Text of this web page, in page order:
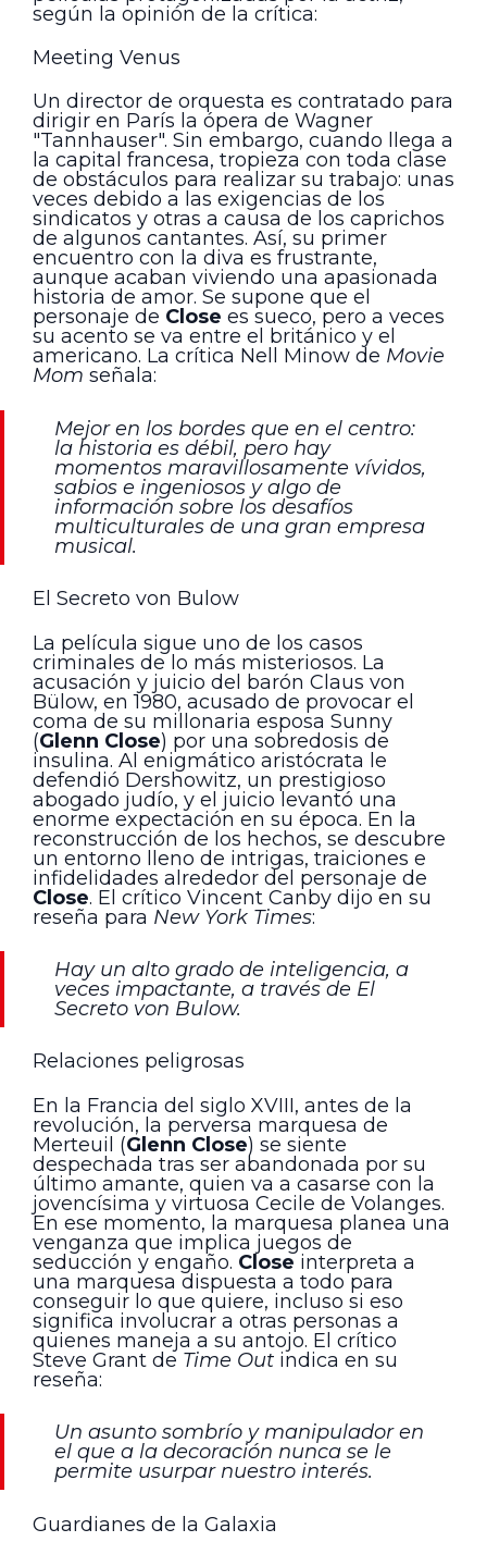
según la opinión de la crítica:
Meeting Venus
Un director de orquesta es contratado para
dirigir en París la ópera de Wagner
"Tannhauser". Sin embargo, cuando llega a
la capital francesa, tropieza con toda clase
de obstáculos para realizar su trabajo: unas
veces debido a las exigencias de los
sindicatos y otras a causa de los caprichos
de algunos cantantes. Así, su primer
encuentro con la diva es frustrante,
aunque acaban viviendo una apasionada
historia de amor. Se supone que el
personaje de Close es sueco, pero a veces
su acento se va entre el británico y el
americano. La crítica Nell Minow de Movie
Mom señala:
Mejor en los bordes que en el centro:
la historia es débil, pero hay
momentos maravillosamente vívidos,
sabios e ingeniosos y algo de
información sobre los desafíos
multiculturales de una gran empresa
musical.
El Secreto von Bulow
La película sigue uno de los casos
criminales de lo más misteriosos. La
acusación y juicio del barón Claus von
Bülow, en 1980, acusado de provocar el
coma de su millonaria esposa Sunny
(Glenn Close) por una sobredosis de
insulina. Al enigmático aristócrata le
defendió Dershowitz, un prestigioso
abogado judío, y el juicio levantó una
enorme expectación en su época. En la
reconstrucción de los hechos, se descubre
un entorno lleno de intrigas, traiciones e
infidelidades alrededor del personaje de
Close. El crítico Vincent Canby dijo en su
reseña para New York Times:
Hay un alto grado de inteligencia, a
veces impactante, a través de El
Secreto von Bulow.
Relaciones peligrosas
En la Francia del siglo XVIII, antes de la
revolución, la perversa marquesa de
Merteuil (Glenn Close) se siente
despechada tras ser abandonada por su
último amante, quien va a casarse con la
jovencísima y virtuosa Cecile de Volanges.
En ese momento, la marquesa planea una
venganza que implica juegos de
seducción y engaño. Close interpreta a
una marquesa dispuesta a todo para
conseguir lo que quiere, incluso si eso
significa involucrar a otras personas a
quienes maneja a su antojo. El crítico
Steve Grant de Time Out indica en su
reseña:
Un asunto sombrío y manipulador en
el que a la decoración nunca se le
permite usurpar nuestro interés.
Guardianes de la Galaxia